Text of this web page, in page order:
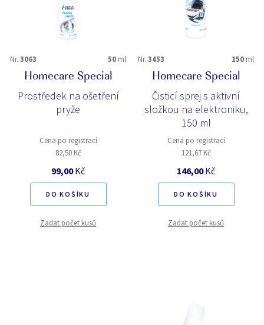
Nr. 3063 50 ml
Homecare Special
Prostředek na ošetření
pryže
Cena po registraci
82,50 Kč
99,00Kč
DO KOŠÍKU
Zadat počet kusů
Nr. 3453 150 ml
Homecare Special
Čisticí sprej s aktivní
složkou na elektroniku,
150 ml
Cena po registraci
121,67 Kč
146,00Kč
DO KOŠÍKU
Zadat počet kusů